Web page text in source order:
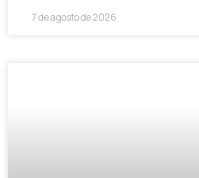
7 de agosto de 2026